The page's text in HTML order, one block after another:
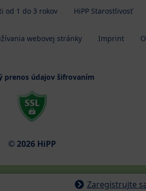
od 1 do 3 rokov HiPP Starostlivosť
webovej stránky Imprint
prenos údajov šifrovaním
© 2026 HiPP
Zaregistrujte